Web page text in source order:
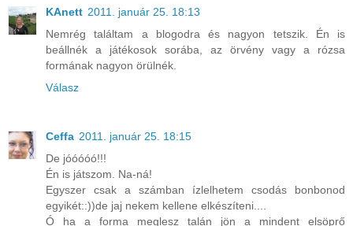
KAnett 2011. január 25. 18:13
Nemrég találtam a blogodra és nagyon tetszik. Én is
beállnék a játékosok sorába, az örvény vagy a rózsa
formának nagyon örülnék.
Válasz
Ceffa 2011. január 25. 18:15
De jóóóóó!!!
Én is játszom. Na-ná!
Egyszer csak a számban ízlelhetem csodás bonbonod
egyikét::))de jaj nekem kellene elkészíteni....
Ó ha a forma meglesz talán jön a mindent elsöprő